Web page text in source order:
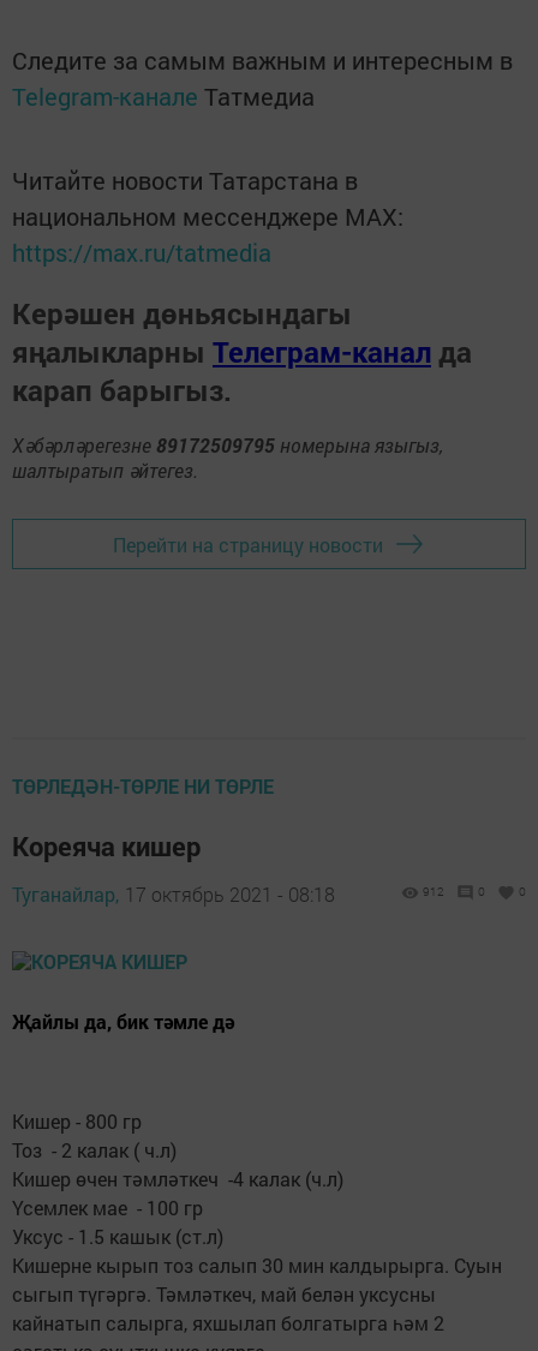
Следите за самым важным и интересным в
Telegram-канале Татмедиа
Читайте новости Татарстана в
национальном мессенджере MАХ:
https://max.ru/tatmedia
Керәшен дөньясындагы
яңалыкларны Телеграм-канал да
карап барыгыз.
Хәбәрләрегезне 89172509795 номерына языгыз,
шалтыратып әйтегез.
Перейти на страницу новости
ТӨРЛЕДӘН-ТӨРЛЕ НИ ТӨРЛЕ
Кореяча кишер
Туганайлар, 17 октябрь 2021 - 08:18 912 0 0
Җайлы да, бик тәмле дә
Кишер - 800 гр
Тоз - 2 калак ( ч.л)
Кишер өчен тәмләткеч -4 калак (ч.л)
Үсемлек мае - 100 гр
Уксус - 1.5 кашык (ст.л)
Кишерне кырып тоз салып 30 мин калдырырга. Суын
сыгып түгәргә. Тәмләткеч, май белән уксусны
кайнатып салырга, яхшылап болгатырга һәм 2